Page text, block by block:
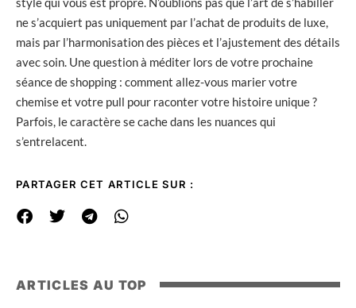
ne s’acquiert pas uniquement par l’achat de produits de luxe,
mais par l’harmonisation des pièces et l’ajustement des détails
avec soin. Une question à méditer lors de votre prochaine
séance de shopping : comment allez-vous marier votre
chemise et votre pull pour raconter votre histoire unique ?
Parfois, le caractère se cache dans les nuances qui
s’entrelacent.
PARTAGER CET ARTICLE SUR :
ARTICLES AU TOP